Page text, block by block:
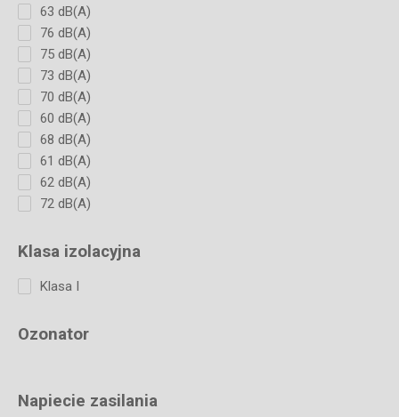
63 dB(A)
76 dB(A)
75 dB(A)
73 dB(A)
70 dB(A)
60 dB(A)
68 dB(A)
61 dB(A)
62 dB(A)
72 dB(A)
Klasa izolacyjna
Klasa I
Ozonator
Napiecie zasilania